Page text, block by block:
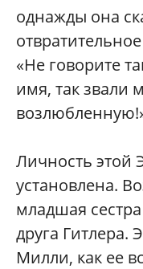
однажды она
«Не говорите
имя, так звали
Личность этой
установлена.
младшая
друга Гитлера.
Милли, как ее